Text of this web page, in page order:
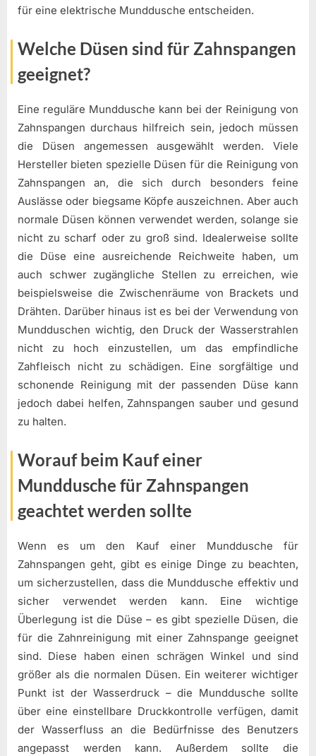
für eine elektrische Munddusche entscheiden.
Welche Düsen sind für Zahnspangen
geeignet?
Eine reguläre Munddusche kann bei der Reinigung von
Zahnspangen durchaus hilfreich sein, jedoch müssen
die Düsen angemessen ausgewählt werden. Viele
Hersteller bieten spezielle Düsen für die Reinigung von
Zahnspangen an, die sich durch besonders feine
Auslässe oder biegsame Köpfe auszeichnen. Aber auch
normale Düsen können verwendet werden, solange sie
nicht zu scharf oder zu groß sind. Idealerweise sollte
die Düse eine ausreichende Reichweite haben, um
auch schwer zugängliche Stellen zu erreichen, wie
beispielsweise die Zwischenräume von Brackets und
Drähten. Darüber hinaus ist es bei der Verwendung von
Mundduschen wichtig, den Druck der Wasserstrahlen
nicht zu hoch einzustellen, um das empfindliche
Zahfleisch nicht zu schädigen. Eine sorgfältige und
schonende Reinigung mit der passenden Düse kann
jedoch dabei helfen, Zahnspangen sauber und gesund
zu halten.
Worauf beim Kauf einer
Munddusche für Zahnspangen
geachtet werden sollte
Wenn es um den Kauf einer Munddusche für
Zahnspangen geht, gibt es einige Dinge zu beachten,
um sicherzustellen, dass die Munddusche effektiv und
sicher verwendet werden kann. Eine wichtige
Überlegung ist die Düse – es gibt spezielle Düsen, die
für die Zahnreinigung mit einer Zahnspange geeignet
sind. Diese haben einen schrägen Winkel und sind
größer als die normalen Düsen. Ein weiterer wichtiger
Punkt ist der Wasserdruck – die Munddusche sollte
über eine einstellbare Druckkontrolle verfügen, damit
der Wasserfluss an die Bedürfnisse des Benutzers
angepasst werden kann. Außerdem sollte die